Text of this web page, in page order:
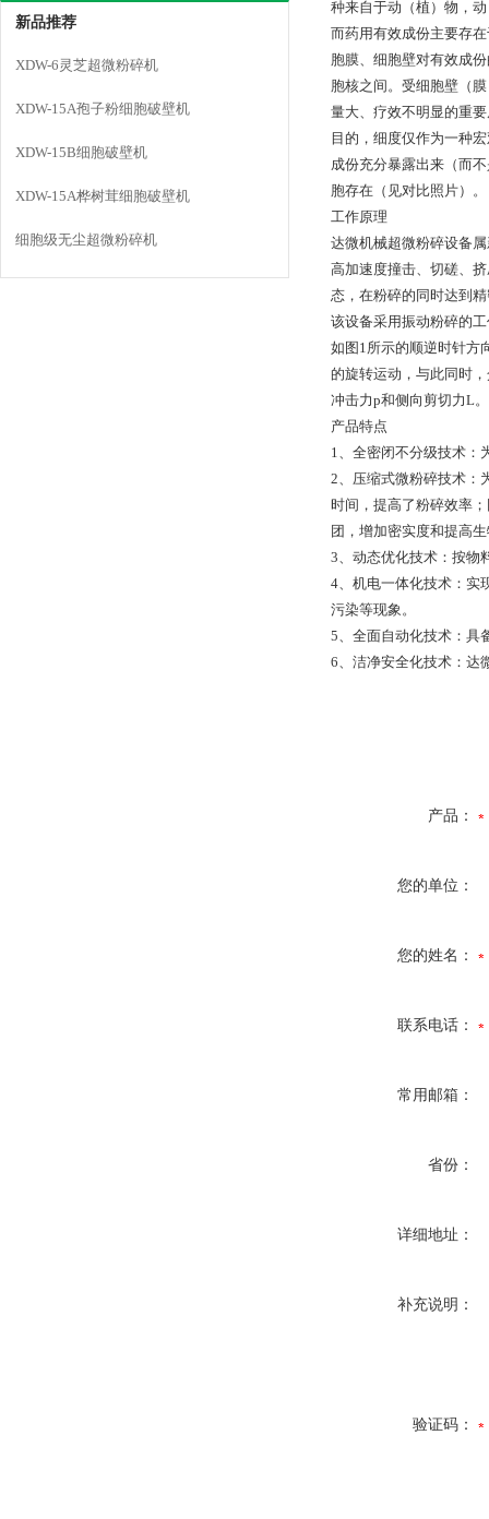
新品推荐
XDW-6灵芝超微粉碎机
XDW-15A孢子粉细胞破壁机
XDW-15B细胞破壁机
XDW-15A桦树茸细胞破壁机
细胞级无尘超微粉碎机
种来自于动（植）物，
而药用有效成份主要存
胞膜、细胞壁对有效成
胞核之间。受细胞壁（
量大、疗效不明显的重
目的，细度仅作为一种
成份充分暴露出来（而
胞存在（见对比照片）。
工作原理
达微机械超微粉碎设备
高加速度撞击、切磋、
态，在粉碎的同时达到
该设备采用振动粉碎的
如图1所示的顺逆时针方
的旋转运动，与此同时
冲击力p和侧向剪切力L
产品特点
1、全密闭不分级技术：
2、压缩式微粉碎技术：
时间，提高了粉碎效率
团，增加密实度和提高
3、动态优化技术：按物
4、机电一体化技术：实
污染等现象。
5、全面自动化技术：具
6、洁净安全化技术：达
产品：
您的单位：
您的姓名：
联系电话：
常用邮箱：
省份：
详细地址：
补充说明：
验证码：